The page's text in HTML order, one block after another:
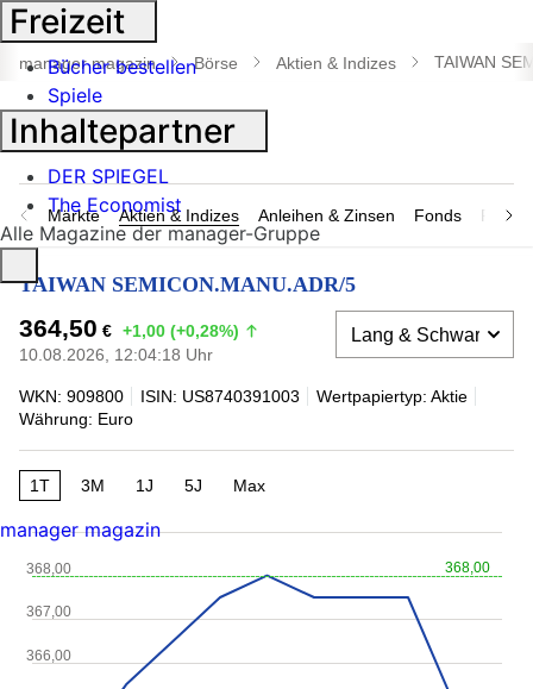
Suche
öffnen
manager magazin Börse Aktien & Indizes TAIWAN
Märkte Aktien & Indizes Anleihen & Zinsen Fonds
TAIWAN SEMICON.MANU.ADR/5
364,50 € +1,00 (+0,28%)
10.08.2026, 12:04:18 Uhr
WKN: 909800 ISIN: US8740391003
Wertpapiertyp: Aktie
Währung: Euro
1T 3M 1J 5J Max
368,00
366,00
368,00
367,00
Freizeit
Bücher bestellen
Spiele
Inhaltepartner
DER SPIEGEL
The Economist
Alle Magazine der manager-Gruppe
manager magazin